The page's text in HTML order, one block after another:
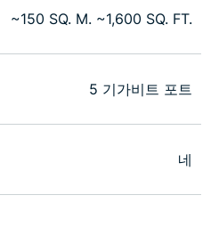
~150 SQ. M. ~1,600 SQ. FT.
5 기가비트 포트
네